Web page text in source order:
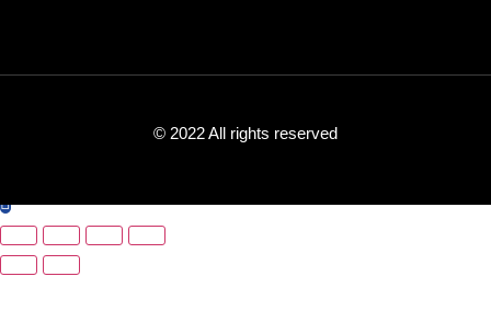
© 2022 All rights reserved